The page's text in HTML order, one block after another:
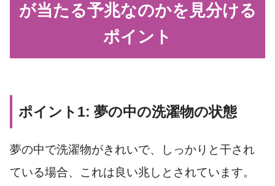
が当たる予兆なのかを見分ける
ポイント
ポイント1: 夢の中の洗濯物の状態
夢の中で洗濯物がきれいで、しっかりと干され
ている場合、これは良い兆しとされています。